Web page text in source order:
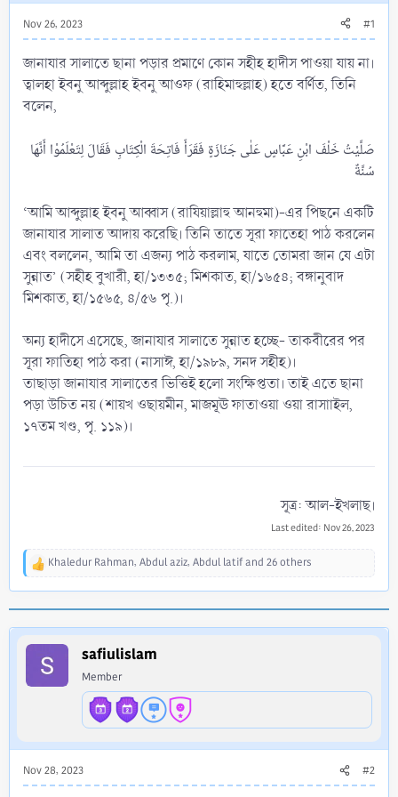
Nov 26, 2023 #1
জানাযার সালাতে ছানা পড়ার প্রমাণে কোন সহীহ হাদীস পাওয়া যায় না।
ত্বালহা ইবনু আব্দুল্লাহ ইবনু আওফ (রাহিমাহুল্লাহ) হতে বর্ণিত, তিনি
বলেন,
صَلَّيْتُ خَلْفَ ابْنِ عَبَّاسٍ عَلٰى جَنَازَةٍ فَقَرَأَ فَاتِحَةَ الْكِتَابِ فَقَالَ لِتَعْلَمُوْا أَنَّهَا
‘আমি আব্দুল্লাহ ইবনু আব্বাস (রাযিয়াল্লাহু আনহুমা)-এর পিছনে একটি
জানাযার সালাত আদায় করেছি। তিনি তাতে সূরা ফাতেহা পাঠ করলেন
এবং বললেন, আমি তা এজন্য পাঠ করলাম, যাতে তোমরা জান যে এটা
সুন্নাত’ (সহীহ বুখারী, হা/১৩৩৫; মিশকাত, হা/১৬৫৪; বঙ্গানুবাদ
মিশকাত, হা/১৫৬৫, ৪/৫৬ পৃ.)।
অন্য হাদীসে এসেছে, জানাযার সালাতে সুন্নাত হচ্ছে- তাকবীরের পর
সূরা ফাতিহা পাঠ করা (নাসাঈ, হা/১৯৮৯, সনদ সহীহ)।
তাছাড়া জানাযার সালাতের ভিত্তিই হলো সংক্ষিপ্ততা। তাই এতে ছানা
পড়া উচিত নয় (শায়খ ওছায়মীন, মাজমূঊ ফাতাওয়া ওয়া রাসাাইল,
১৭তম খণ্ড, পৃ. ১১৯)।
সূত্র: আল-ইখলাছ।​
Last edited: Nov 26, 2023
R
i
Khaledur Rahman, Abdul aziz, Abdul latifand 26 others
safiulislam
Member
Nov 28, 2023 #2